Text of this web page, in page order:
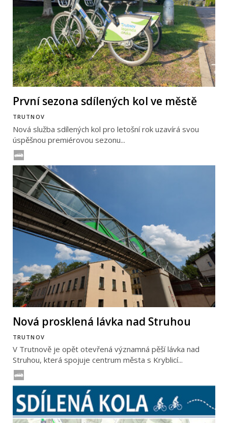
První sezona sdílených kol ve městě
TRUTNOV
Nová služba sdílených kol pro letošní rok uzavírá svou
úspěšnou premiérovou sezonu...
Nová prosklená lávka nad Struhou
TRUTNOV
V Trutnově je opět otevřená významná pěší lávka nad
Struhou, která spojuje centrum města s Kryblicí...